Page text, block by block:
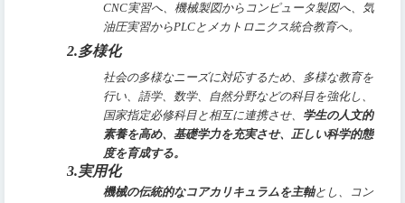
CNC実習へ、機械製図からコンピュータ製図へ、気
油圧実習からPLCとメカトロニクス統合教育へ。
2.多様化
社会の多様なニーズに対応するため、多様な教育を
行い、語学、数学、自然分野などの科目を強化し、
国家指定必修科目と相互に連携させ、 学生の人文的
素養を高め、基礎学力を充実させ、正しい科学的態
度を育成する。
3.実用化
機械の伝統的なコアカリキュラムを主軸とし、コン